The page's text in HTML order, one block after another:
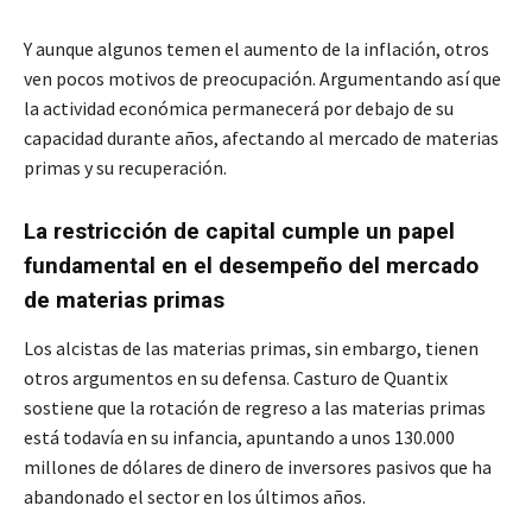
Y aunque algunos temen el aumento de la inflación, otros
ven pocos motivos de preocupación. Argumentando así que
la actividad económica permanecerá por debajo de su
capacidad durante años, afectando al mercado de materias
primas y su recuperación.
La restricción de capital cumple un papel
fundamental en el desempeño del mercado
de materias primas
Los alcistas de las materias primas, sin embargo, tienen
otros argumentos en su defensa. Casturo de Quantix
sostiene que la rotación de regreso a las materias primas
está todavía en su infancia, apuntando a unos 130.000
millones de dólares de dinero de inversores pasivos que ha
abandonado el sector en los últimos años.